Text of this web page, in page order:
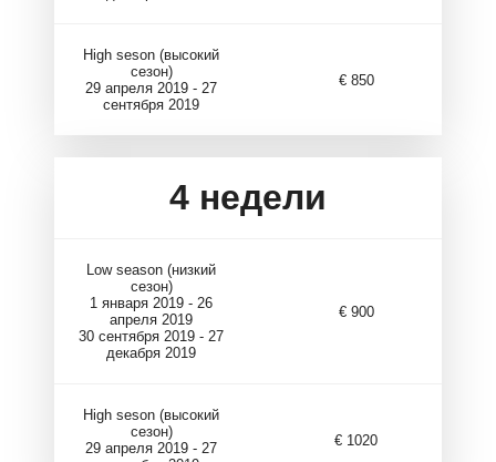
High seson (высокий
сезон)
29 апреля 2019 - 27
сентября 2019
€ 850
4 недели
Low season (низкий
сезон)
1 января 2019 - 26
апреля 2019
30 сентября 2019 - 27
декабря 2019
€ 900
High seson (высокий
сезон)
29 апреля 2019 - 27
€ 1020